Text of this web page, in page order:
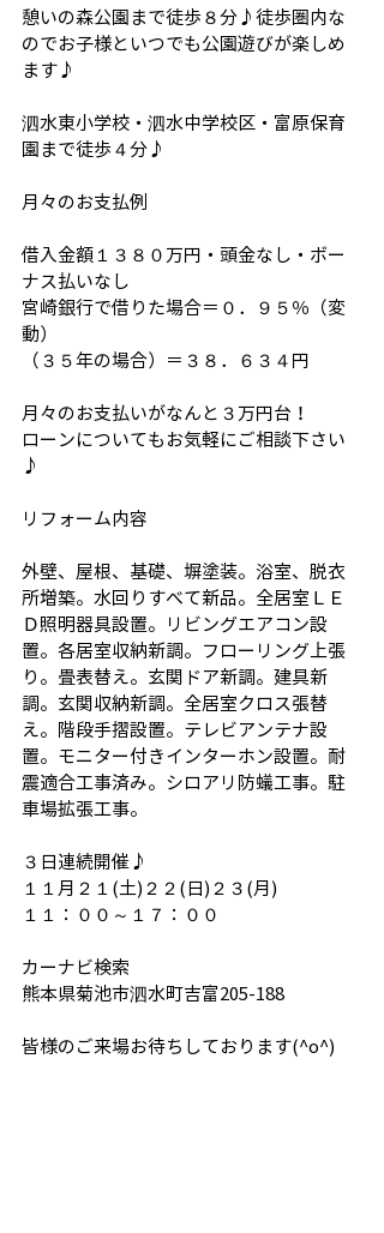
憩いの森公園まで徒歩８分♪徒歩圏内な
のでお子様といつでも公園遊びが楽しめ
ます♪
泗水東小学校・泗水中学校区・富原保育
園まで徒歩４分♪
月々のお支払例
借入金額１３８０万円・頭金なし・ボー
ナス払いなし
宮崎銀行で借りた場合＝０．９５％（変
動）
（３５年の場合）＝３８．６３４円
月々のお支払いがなんと３万円台！
ローンについてもお気軽にご相談下さい
♪
リフォーム内容
外壁、屋根、基礎、塀塗装。浴室、脱衣
所増築。水回りすべて新品。全居室ＬＥ
Ｄ照明器具設置。リビングエアコン設
置。各居室収納新調。フローリング上張
り。畳表替え。玄関ドア新調。建具新
調。玄関収納新調。全居室クロス張替
え。階段手摺設置。テレビアンテナ設
置。モニター付きインターホン設置。耐
震適合工事済み。シロアリ防蟻工事。駐
車場拡張工事。
３日連続開催♪
１１月２１(土)２２(日)２３(月)
１１：００～１７：００
カーナビ検索
熊本県菊池市泗水町吉富205-188
皆様のご来場お待ちしております(^o^)